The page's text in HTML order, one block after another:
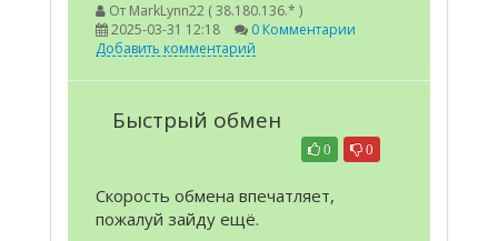
От MarkLynn22 ( 38.180.136.* )
2025-03-31 12:18
0 Комментарии
Добавить комментарий
Быстрый обмен
0
0
Скорость обмена впечатляет,
пожалуй зайду ещё.